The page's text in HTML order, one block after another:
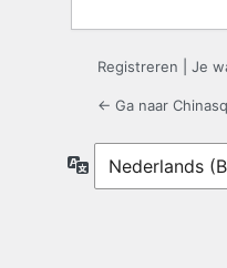
Registreren Je
← Ga naar
Taal